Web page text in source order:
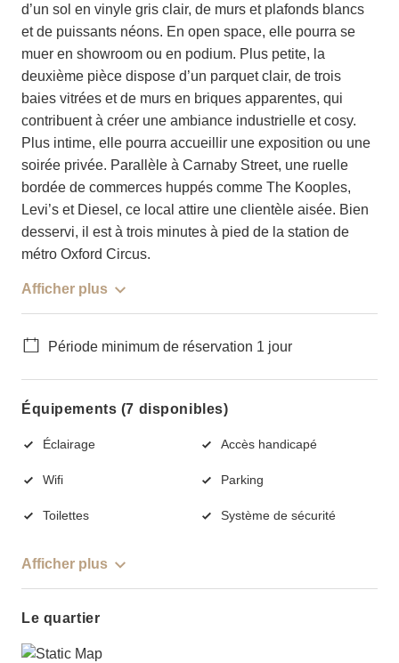
d’un sol en vinyle gris clair, de murs et plafonds blancs
et de puissants néons. En open space, elle pourra se
muer en showroom ou en podium. Plus petite, la
deuxième pièce dispose d’un parquet clair, de trois
baies vitrées et de murs en briques apparentes, qui
contribuent à créer une ambiance industrielle et cosy.
Plus intime, elle pourra accueillir une exposition ou une
soirée privée. Parallèle à Carnaby Street, une ruelle
bordée de commerces huppés comme The Kooples,
Levi’s et Diesel, ce local attire une clientèle aisée. Bien
desservi, il est à trois minutes à pied de la station de
métro Oxford Circus.
Afficher plus
Période minimum de réservation 1 jour
Équipements (7 disponibles)
Éclairage Accès handicapé
Wifi Parking
Toilettes Système de sécurité
Afficher plus
Le quartier